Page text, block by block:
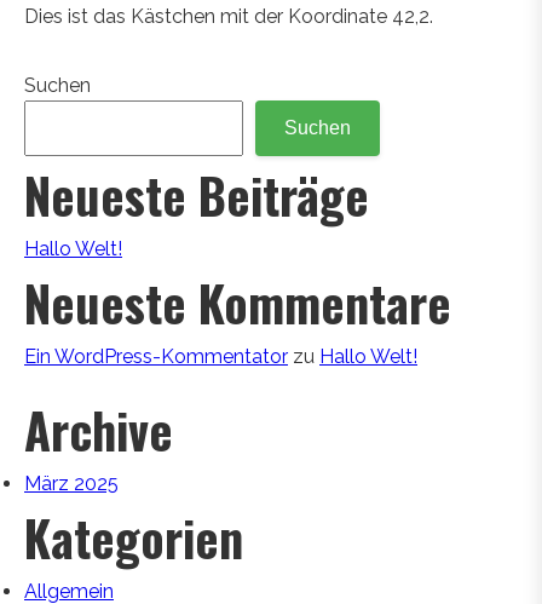
Dies ist das Kästchen mit der Koordinate 42,2.
Suchen
Suchen
Neueste Beiträge
Hallo Welt!
Neueste Kommentare
Ein WordPress-Kommentator zu Hallo Welt!
Archive
März 2025
Kategorien
Allgemein